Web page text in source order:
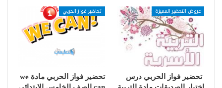
عروض التحضير المميزة
تحضير فواز الحربي درس
تحاضير فواز الحربي
تحضير فواز الحربي مادة we